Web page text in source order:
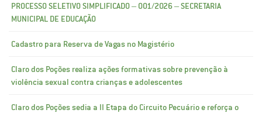
PROCESSO SELETIVO SIMPLIFICADO – 001/2026 – SECRETARIA
MUNICIPAL DE EDUCAÇÃO
Cadastro para Reserva de Vagas no Magistério
Claro dos Poções realiza ações formativas sobre prevenção à
violência sexual contra crianças e adolescentes
Claro dos Poções sedia a II Etapa do Circuito Pecuário e reforça o